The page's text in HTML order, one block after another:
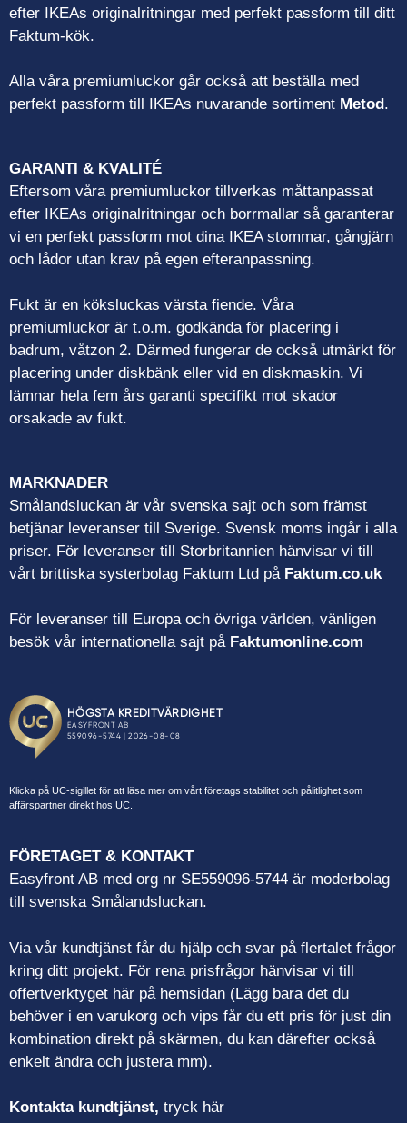
efter IKEAs originalritningar med perfekt passform till ditt
Faktum-kök.
Alla våra premiumluckor går också att beställa med
perfekt passform till IKEAs nuvarande sortiment Metod.
GARANTI & KVALITÉ
Eftersom våra premiumluckor tillverkas måttanpassat
efter IKEAs originalritningar och borrmallar så garanterar
vi en perfekt passform mot dina IKEA stommar, gångjärn
och lådor utan krav på egen efteranpassning.
Fukt är en köksluckas värsta fiende. Våra
premiumluckor är t.o.m. godkända för placering i
badrum, våtzon 2. Därmed fungerar de också utmärkt för
placering under diskbänk eller vid en diskmaskin. Vi
lämnar hela fem års garanti specifikt mot skador
orsakade av fukt.
MARKNADER
Smålandsluckan är vår svenska sajt och som främst
betjänar leveranser till Sverige. Svensk moms ingår i alla
priser. För leveranser till Storbritannien hänvisar vi till
vårt brittiska systerbolag Faktum Ltd på Faktum.co.uk
För leveranser till Europa och övriga världen, vänligen
besök vår internationella sajt på Faktumonline.com
Klicka på UC-sigillet för att läsa mer om vårt företags stabilitet och pålitlighet som
affärspartner direkt hos UC.
FÖRETAGET & KONTAKT
Easyfront AB med org nr SE559096-5744 är moderbolag
till svenska Smålandsluckan.
Via vår kundtjänst får du hjälp och svar på flertalet frågor
kring ditt projekt. För rena prisfrågor hänvisar vi till
offertverktyget här på hemsidan (Lägg bara det du
behöver i en varukorg och vips får du ett pris för just din
kombination direkt på skärmen, du kan därefter också
enkelt ändra och justera mm).
Kontakta kundtjänst, tryck här